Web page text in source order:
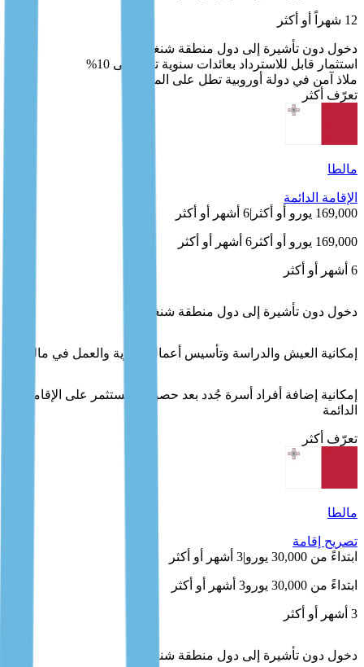
12 شهراً أو أكثر
دخول دون تأشيرة إلى دول منطقة شنغن
استثمار قابل للاسترداد بعائدات سنوية تصل إلى 10%
ملاذ آمن في دولة أوروبية تطل على المحيط
تعرّف أكثر
مالطا
الإقامة الدائمة
169,000 يورو أو أكثر
|6 أشهر أو أكثر
169,000 يورو أو أكثر 6 أشهر أو أكثر
6 أشهر أو أكثر
دخول دون تأشيرة إلى دول منطقة شنغن
إمكانية العيش والدراسة وتأسيس أعمال تجارية والعمل في مالطا
إمكانية إضافة أفراد أسرة جُدد بعد حصول المستثمر على الإقامة
الدائمة
تعرّف أكثر
مالطا
تصريح إقامة
ابتداءً من 30,000 يورو
|3 أشهر أو أكثر
ابتداءً من 30,000 يورو 3 أشهر أو أكثر
3 أشهر أو أكثر
دخول دون تأشيرة إلى دول منطقة شنغن